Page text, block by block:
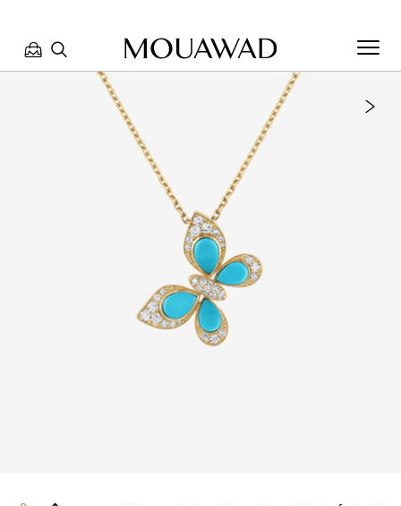
مرحبا بكم في معوّض. كيف يمكننا مساعدتك؟ الرجاء تحديد أحد